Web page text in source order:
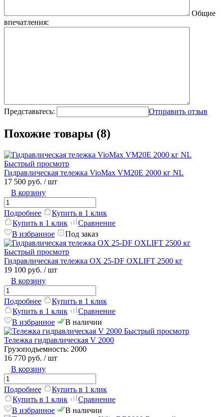
Общие
впечатления:
Представьтесь: Отправить отзыв
Похожие товары (8)
Быстрый просмотр
Гидравлическая тележка VioMax VM20E 2000 кг NL
17 500 руб. / шт
В корзину
Подробнее
Купить в 1 клик
Купить в 1 клик
Сравнение
В избранное
Под заказ
Быстрый просмотр
Гидравлическая тележка OX 25-DF OXLIFT 2500 кг
19 100 руб. / шт
В корзину
Подробнее
Купить в 1 клик
Купить в 1 клик
Сравнение
В избранное
В наличии
Быстрый просмотр
Тележка гидравлическая V 2000
Грузоподъемность: 2000
16 770 руб. / шт
В корзину
Подробнее
Купить в 1 клик
Купить в 1 клик
Сравнение
В избранное
В наличии